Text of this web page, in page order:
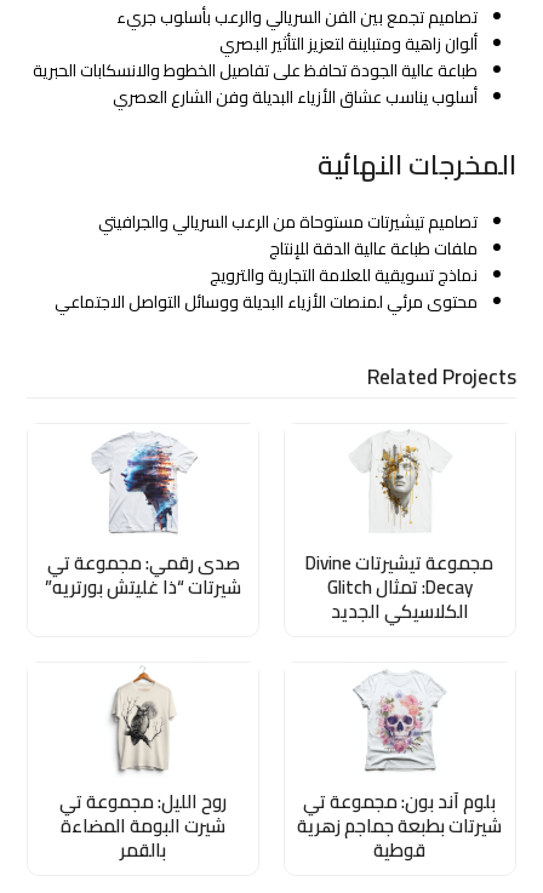
تصاميم تجمع بين الفن السريالي والرعب بأسلوب جريء
ألوان زاهية ومتباينة لتعزيز التأثير البصري
طباعة عالية الجودة تحافظ على تفاصيل الخطوط والانسكابات الحبرية
أسلوب يناسب عشاق الأزياء البديلة وفن الشارع العصري
المخرجات النهائية
تصاميم تيشيرتات مستوحاة من الرعب السريالي والجرافيتي
ملفات طباعة عالية الدقة للإنتاج
نماذج تسويقية للعلامة التجارية والترويج
محتوى مرئي لمنصات الأزياء البديلة ووسائل التواصل الاجتماعي
Related Projects
مجموعة تيشيرتات Divine
Decay: تمثال Glitch
الكلاسيكي الجديد
صدى رقمي: مجموعة تي
شيرتات “ذا غليتش بورتريه”
بلوم آند بون: مجموعة تي
شيرتات بطبعة جماجم زهرية
قوطية
روح الليل: مجموعة تي
شيرت البومة المضاءة
بالقمر